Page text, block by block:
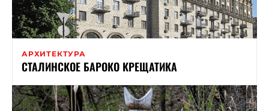
АРХИТЕКТУРА
СТАЛИНСКОЕ БАРОКО КРЕЩАТИКА